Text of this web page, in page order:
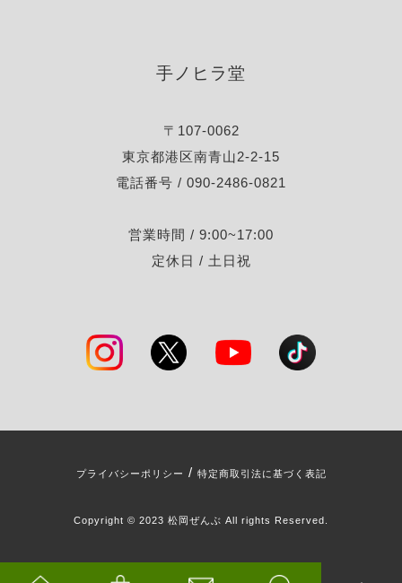
手ノヒラ堂
〒107-0062
東京都港区南青山2-2-15
電話番号 / 090-2486-0821
営業時間 / 9:00~17:00
定休日 / 土日祝
プライバシーポリシー / 特定商取引法に基づく表記
Copyright © 2023 松岡ぜんぶ All rights Reserved.